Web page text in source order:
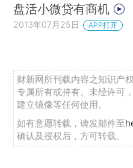
盘活小微贷有商机
2013年07月25日 APP打开
财新网所刊载内容之知识产
专属所有或持有。未经许可
建立镜像等任何使用。
如有意愿转载，请发邮件至
确认及授权后，方可转载。